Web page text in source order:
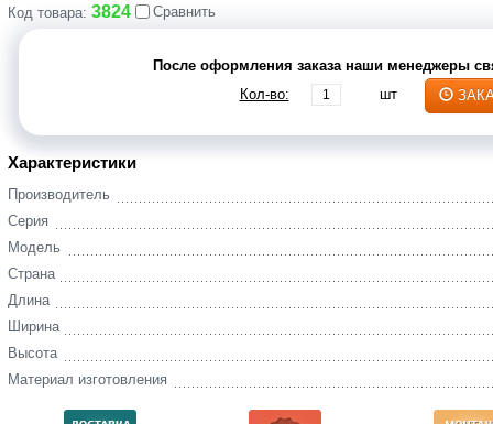
Код товара: 3824 Сравнить
После оформления заказа наши менеджеры
Кол-во:
шт
Характеристики
Производитель
Серия
Модель
Страна
Длина
Ширина
Высота
Материал изготовления